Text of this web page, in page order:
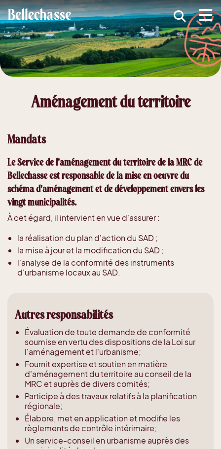
(MRC )
(Développement économique )
(Services )
(Guide d'accueil nouveaux arrivants )
Aménagement du territoire
Mandats
Le Service de l'aménagement du territoire de la MRC de
Bellechasse est responsable de la mise en oeuvre du
schéma d'aménagement et de développement envers les
vingt municipalités.
À cet égard, il intervient en vue d'assurer :
la réalisation du plan d'action du SAD ;
la mise à jour et la modification du SAD ;
l'analyse de la conformité des instruments
d'urbanisme locaux au SAD.
Autres responsabilités
Évaluation de toute demande de conformité
soumise en vertu des dispositions de la Loi sur
l'aménagement et l'urbanisme;
Fournit expertise et soutien en matière
d'aménagement du territoire au conseil de la
MRC et auprès de divers comités;
Participe à des travaux relatifs à la planification
régionale;
Élabore, met en application et modifie les
règlements de contrôle intérimaire;
Un service-conseil en urbanisme auprès des